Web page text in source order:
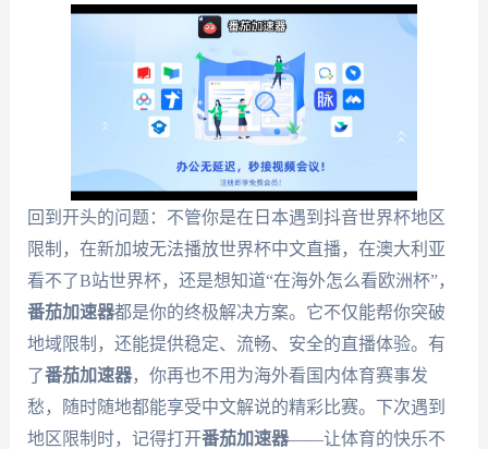
回到开头的问题：不管你是在日本遇到抖音世界杯地区
限制，在新加坡无法播放世界杯中文直播，在澳大利亚
看不了B站世界杯，还是想知道“在海外怎么看欧洲杯”，
番茄加速器都是你的终极解决方案。它不仅能帮你突破
地域限制，还能提供稳定、流畅、安全的直播体验。有
了番茄加速器，你再也不用为海外看国内体育赛事发
愁，随时随地都能享受中文解说的精彩比赛。下次遇到
地区限制时，记得打开番茄加速器——让体育的快乐不